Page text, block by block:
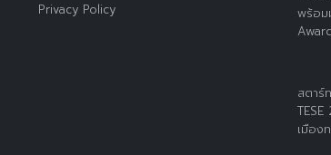
Privacy Policy
พร้อม
สตาร์
เมือง